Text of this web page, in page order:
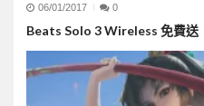
06/01/2017 0
Beats Solo 3 Wireless 免費送